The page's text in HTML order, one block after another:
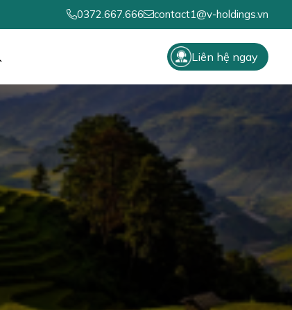
0372.667.666 contact1@v-holdings.vn
Liên hệ ngay